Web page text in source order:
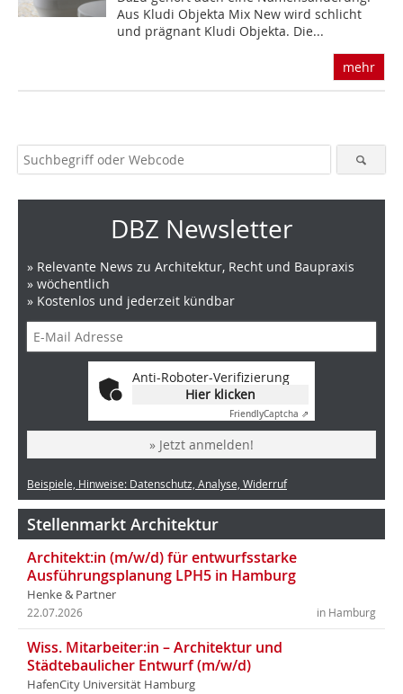
Aus Kludi Objekta Mix New wird schlicht
und prägnant Kludi Objekta. Die...
mehr
DBZ Newsletter
» Relevante News zu Architektur, Recht und Baupraxis
» wöchentlich
» Kostenlos und jederzeit kündbar
Anti-Roboter-Verifizierung
Hier klicken
FriendlyCaptcha ⇗
» Jetzt anmelden!
Beispiele, Hinweise: Datenschutz, Analyse, Widerruf
Stellenmarkt Architektur
Architekt:in (m/w/d) für entwurfsstarke
Ausführungsplanung LPH5 in Hamburg
Henke & Partner
in Hamburg
22.07.2026
Wiss. Mitarbeiter:in – Architektur und
Städtebaulicher Entwurf (m/w/d)
HafenCity Universität Hamburg